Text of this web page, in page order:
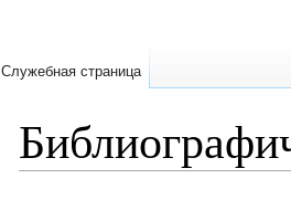
Служебная страница